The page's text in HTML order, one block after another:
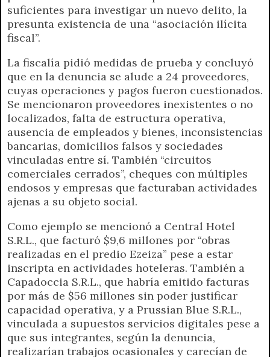
suficientes para investigar un nuevo delito, la
presunta existencia de una “asociación ilícita
fiscal”.
La fiscalía pidió medidas de prueba y concluyó
que en la denuncia se alude a 24 proveedores,
cuyas operaciones y pagos fueron cuestionados.
Se mencionaron proveedores inexistentes o no
localizados, falta de estructura operativa,
ausencia de empleados y bienes, inconsistencias
bancarias, domicilios falsos y sociedades
vinculadas entre sí. También “circuitos
comerciales cerrados”, cheques con múltiples
endosos y empresas que facturaban actividades
ajenas a su objeto social.
Como ejemplo se mencionó a Central Hotel
S.R.L., que facturó $9,6 millones por “obras
realizadas en el predio Ezeiza” pese a estar
inscripta en actividades hoteleras. También a
Capadoccia S.R.L., que habría emitido facturas
por más de $56 millones sin poder justificar
capacidad operativa, y a Prussian Blue S.R.L.,
vinculada a supuestos servicios digitales pese a
que sus integrantes, según la denuncia,
realizarían trabajos ocasionales y carecían de